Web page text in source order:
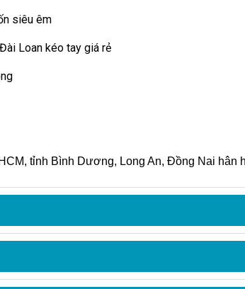
siêu êm
Loan kéo tay giá rẻ
tỉnh Bình Dương, Long An, Đồng Nai hân